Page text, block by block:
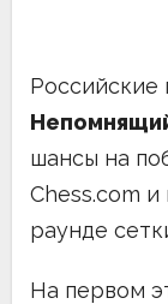
Российские
шансы на
Chess.com
раунде
На первом